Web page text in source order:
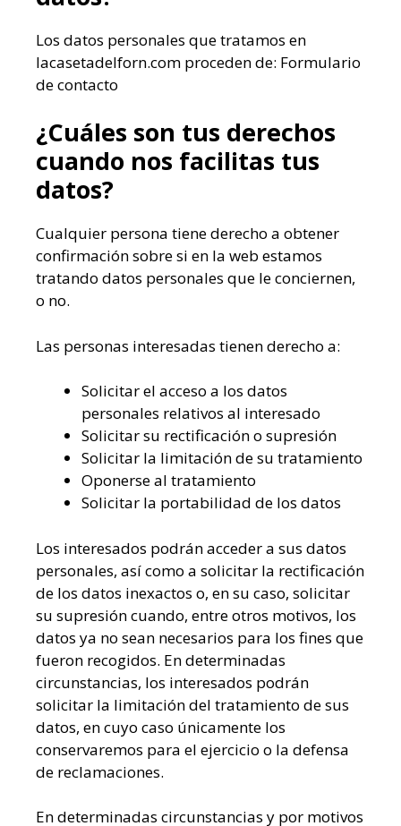
Los datos personales que tratamos en
lacasetadelforn.com proceden de: Formulario
de contacto
¿Cuáles son tus derechos
cuando nos facilitas tus
datos?
Cualquier persona tiene derecho a obtener
confirmación sobre si en la web estamos
tratando datos personales que le conciernen,
o no.
Las personas interesadas tienen derecho a:
Solicitar el acceso a los datos
personales relativos al interesado
Solicitar su rectificación o supresión
Solicitar la limitación de su tratamiento
Oponerse al tratamiento
Solicitar la portabilidad de los datos
Los interesados podrán acceder a sus datos
personales, así como a solicitar la rectificación
de los datos inexactos o, en su caso, solicitar
su supresión cuando, entre otros motivos, los
datos ya no sean necesarios para los fines que
fueron recogidos. En determinadas
circunstancias, los interesados podrán
solicitar la limitación del tratamiento de sus
datos, en cuyo caso únicamente los
conservaremos para el ejercicio o la defensa
de reclamaciones.
En determinadas circunstancias y por motivos